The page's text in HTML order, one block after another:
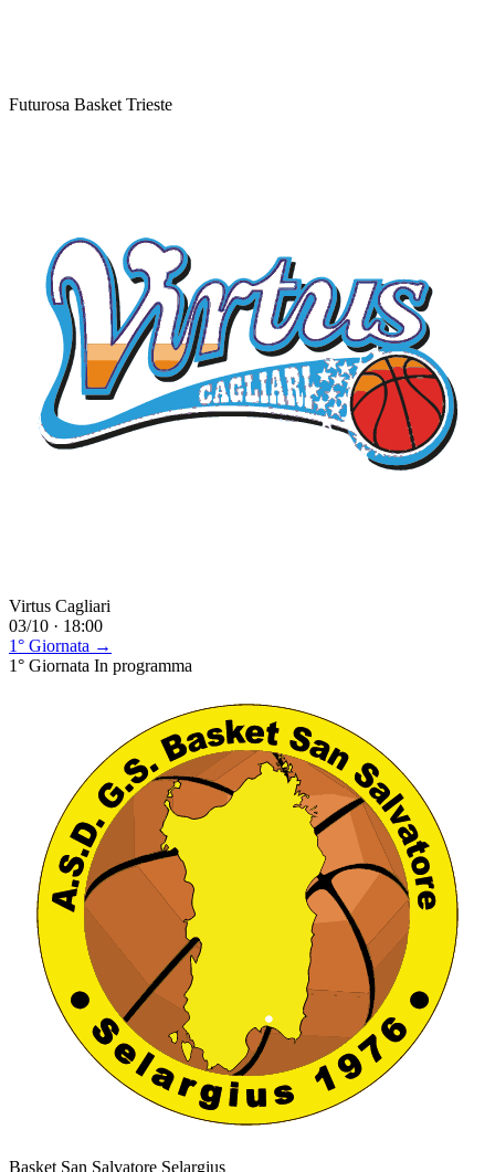
Futurosa Basket Trieste
Virtus Cagliari
03/10 · 18:00
1° Giornata →
1° Giornata In programma
Basket San Salvatore Selargius